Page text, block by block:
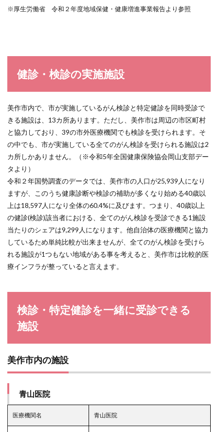
※厚生労働省 令和２年度地域保健・健康増進事業報告より参照
健診・検診の実施施設
美作市内で、市が実施しているがん検診と特定健診を同時受診で
きる施設は、13カ所あります。ただし、美作市は周辺の市区町村
と協力しており、39の市外医療機関でも検診を受けられます。そ
の中でも、市が実施している全てのがん検診を受けられる施設は2
カ所しかありません。（※令和5年全国健康保険協会岡山支部デー
タより）
令和２年国勢調査のデータでは、美作市の人口が25,939人になり
ますが、このうち健康診断や検診の補助が多くなり始める40歳以
上は18,597人になり全体の60.4%に及びます。つまり、40歳以上
の健診(検診)該当者における、全てのがん検診を受診できる1施設
当たりのシェアは9,299人になります。他自治体の医療機関と協力
しているため単純比較が出来ませんが、全てのがん検診を受けら
れる施設が1つもない地域がある事を考えると、美作市は比較的医
療インフラが整っていると言えます。
検診・特定健診を一緒に受診できる
施設
美作市内の施設
青山医院
医療機関名 青山医院